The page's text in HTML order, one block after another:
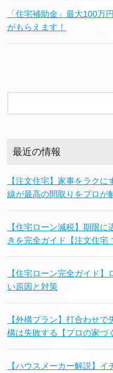
「住宅補助金」最大100万
がもらえます！
最近の情報
【注文住宅】家事をラク
線が最高の間取りをプロが
【住宅ローン減税】期限
きを完全ガイド【注文住宅
【住宅ローン完全ガイド
い原因と対策
【外構プラン】打合わせ
構は失敗する【プロの家づ
【ハウスメーカー解説】